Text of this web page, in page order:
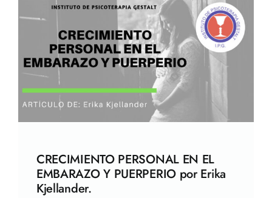
CRECIMIENTO PERSONAL EN EL
EMBARAZO Y PUERPERIO por Erika
Kjellander.